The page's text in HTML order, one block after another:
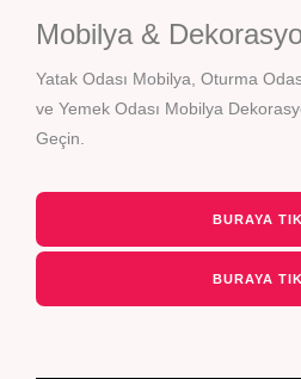
Mobilya &
Yatak Odası Mobilya, Oturma
ve Yemek Odası Mobilya
Geçin.
BURAYA
BURAYA